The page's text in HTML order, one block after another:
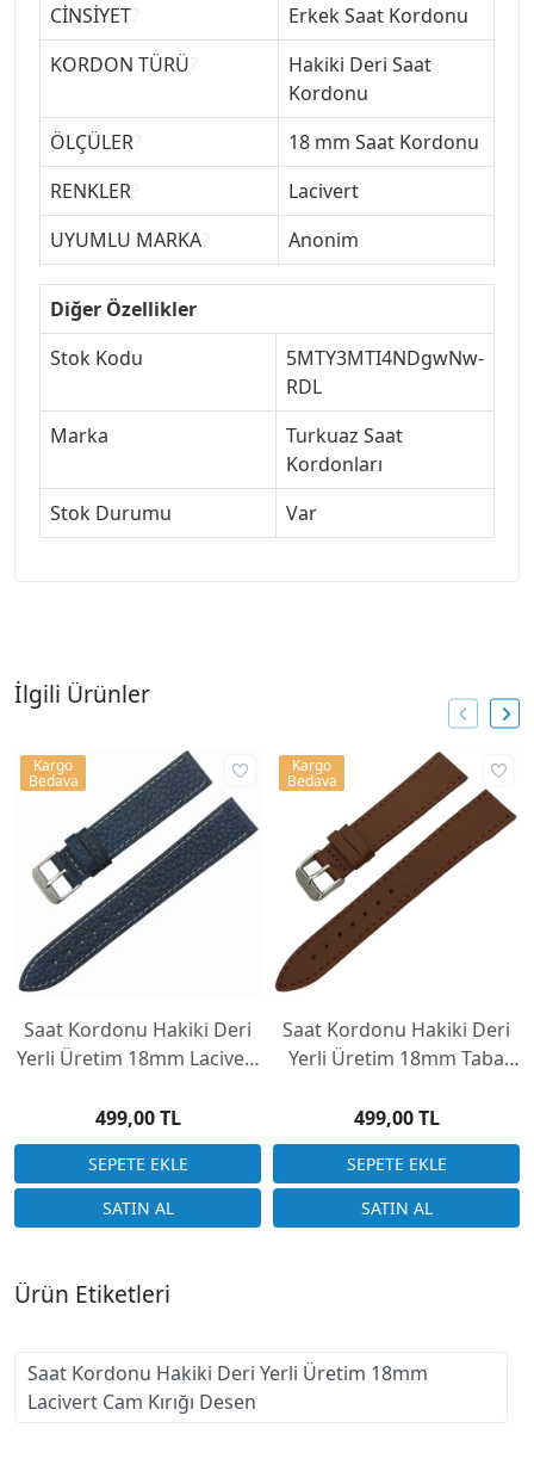
CİNSİYET
Erkek Saat Kordonu
KORDON TÜRÜ
Hakiki Deri Saat
Kordonu
ÖLÇÜLER
18 mm Saat Kordonu
RENKLER
Lacivert
UYUMLU MARKA
Anonim
Diğer Özellikler
Stok Kodu
5MTY3MTI4NDgwNw-
RDL
Marka
Turkuaz Saat
Kordonları
Stok Durumu
Var
İlgili Ürünler
Saat Kordonu Hakiki Deri
Yerli Üretim 18mm Lacivert
499,00 TL
Kargo
Bedava
Saat Kordonu Hakiki Deri
Yerli Üretim 18mm Taba
499,00 TL
Kargo
Bedava
Ürün Etiketleri
Saat Kordonu Hakiki Deri Yerli Üretim 18mm
Lacivert Cam Kırığı Desen